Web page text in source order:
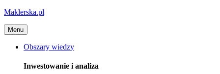
Maklerska.pl
Menu
Obszary wiedzy
Inwestowanie i analiza